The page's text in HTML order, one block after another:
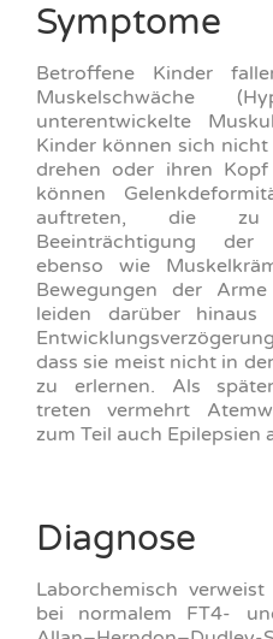
Symptome
Betroffene Kinder
Muskelschwäche
unterentwickelte
Kinder können sich
drehen oder ihren
können
auftreten, die zu
Beeinträchtigung der
ebenso wie
Bewegungen der
leiden darüber hinaus
dass sie meist nicht in
zu erlernen. Als
treten vermehrt
zum Teil auch Epilepsien
Diagnose
Laborchemisch
bei normalem FT4-